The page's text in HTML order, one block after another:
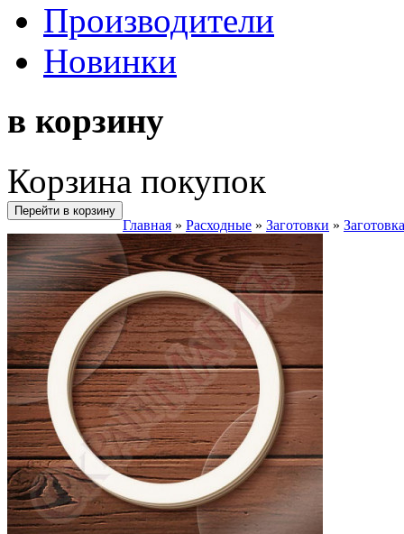
Производители
Новинки
в корзину
Корзина покупок
Перейти в корзину
Главная » Расходные » Заготовки »